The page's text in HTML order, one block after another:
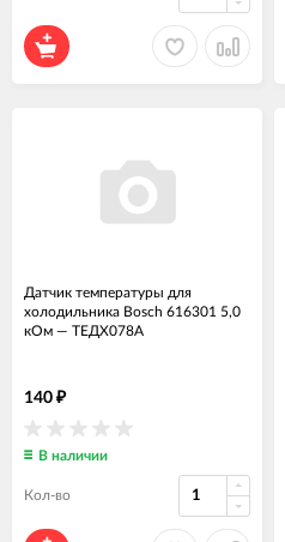
Датчик температуры для
холодильника Bosch 616301 5,0
кОм — ТЕДХ078А
140 ₽
В наличии
Кол-во